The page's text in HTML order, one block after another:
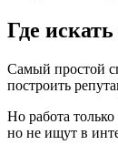
Где
Самый простой
построить
Но работа
но не ищут в